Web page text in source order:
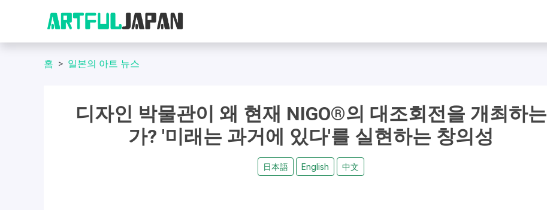
홈 일본의 아트 뉴스
디자인 박물관이 왜 현재 NIGO®의 대조회전을 개최하는
가? '미래는 과거에 있다'를 실현하는 창의성
日本語 English 中文